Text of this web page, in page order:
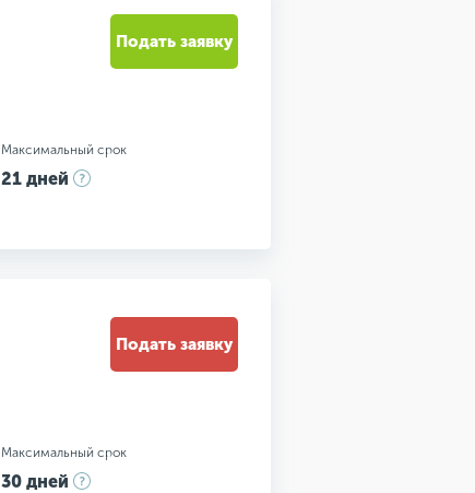
Максимальный срок
21 дней
Подать заявку
Максимальный срок
30 дней
Подать заявку